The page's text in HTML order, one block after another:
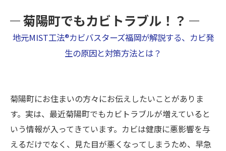
菊陽町でもカビトラブル！？
地元MIST工法®カビバスターズ福岡が解説する、カビ発
生の原因と対策方法とは？
菊陽町にお住まいの方々にお伝えしたいことがありま
す。実は、最近菊陽町でもカビトラブルが増えていると
いう情報が入ってきています。カビは健康に悪影響を与
えるだけでなく、見た目が悪くなってしまうため、早急